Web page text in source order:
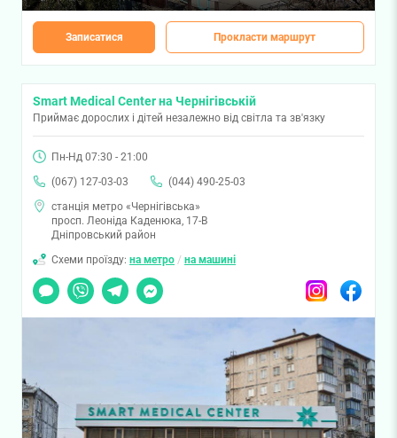
Записатися Прокласти маршрут
Smart Medical Center на Чернігівській
Приймає дорослих і дітей незалежно від світла та зв'язку
Пн-Нд 07:30 - 21:00
(067) 127-03-03
(044) 490-25-03
станція метро «Чернігівська»
просп. Леоніда Каденюка, 17-В
Дніпровський район
Схеми проїзду: на метро / на машині
Чат
Viber TelegramMessenger InstagramFacebook